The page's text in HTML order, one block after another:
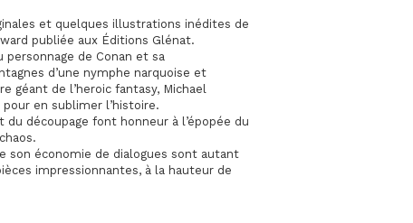
et quelques illustrations inédites de
publiée aux Éditions Glénat.
de Conan et sa
d’une nymphe narquoise et
géant de l’heroic fantasy, Michael
en sublimer l’histoire.
découpage font honneur à l’épopée du
son économie de dialogues sont autant
impressionnantes, à la hauteur de